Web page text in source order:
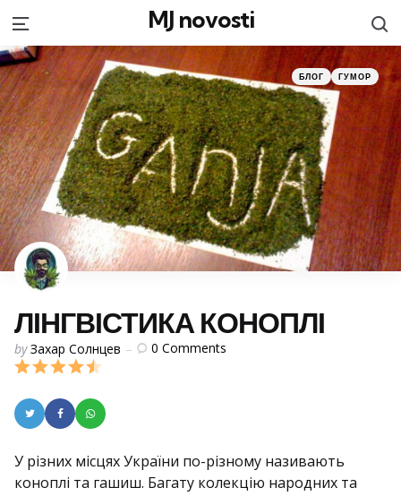
Menu MJ novosti
Categories
Posted
in
БЛОГ ГУМОР
ЛІНГВІСТИКА КОНОПЛІ
Posted
by
by Захар Солнцев 0 Comments
У різних місцях України по-різному називають
коноплі та гашиш. Багату колекцію народних та